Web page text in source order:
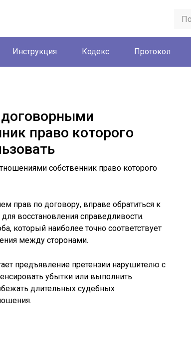
Инструкция Кодекс Протокол
право которого
прав по договору, вправе обратиться к
восстановления справедливости.
который наиболее точно соответствует
между сторонами.
предъявление претензии нарушителю с
убытки или выполнить
длительных судебных